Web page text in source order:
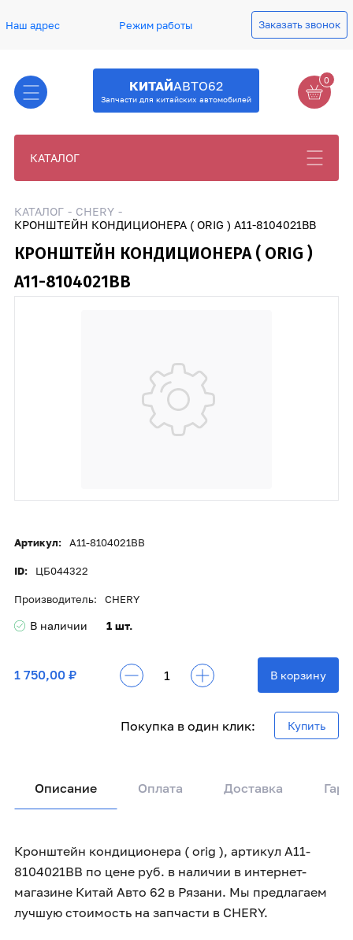
Наш адрес Режим работы Заказать звонок
КИТАЙАВТО62
Запчасти для китайских автомобилей
0
КАТАЛОГ
КАТАЛОГ
CHERY
КРОНШТЕЙН КОНДИЦИОНЕРА ( ORIG ) A11-8104021BB
КРОНШТЕЙН КОНДИЦИОНЕРА ( ORIG )
A11-8104021BB
Артикул: A11-8104021BB
ID: ЦБ044322
Производитель: CHERY
В наличии 1 шт.
1 750,00 ₽ В корзину
Покупка в один клик: Купить
Описание Оплата Доставка
Кронштейн кондиционера ( orig ), артикул A11-
8104021BB по цене руб. в наличии в интернет-
магазине Китай Авто 62 в Рязани. Мы предлагаем
лучшую стоимость на запчасти в CHERY.